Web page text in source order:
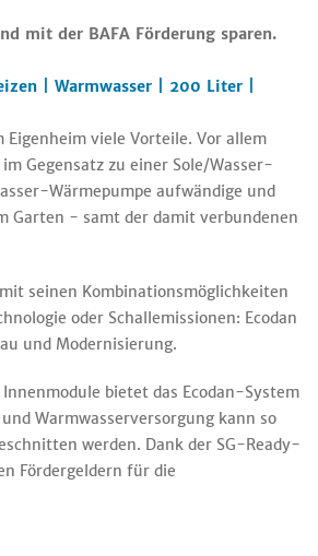
mit der BAFA Förderung sparen.
| Warmwasser | 200 Liter
viele Vorteile. Vor allem
Gegensatz zu einer Sole/Wasser-
Wärmepumpe aufwändige und
Garten - samt der damit verbundenen
seinen Kombinationsmöglichkeiten
oder Schallemissionen: Ecodan
und Modernisierung.
bietet das Ecodan-System
Warmwasserversorgung kann so
werden. Dank der SG-Ready-
Fördergeldern für die